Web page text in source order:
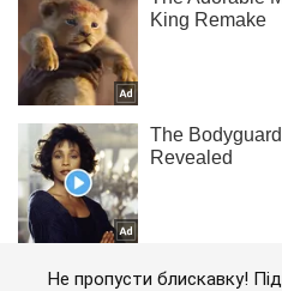
Не пропусти блискавку!